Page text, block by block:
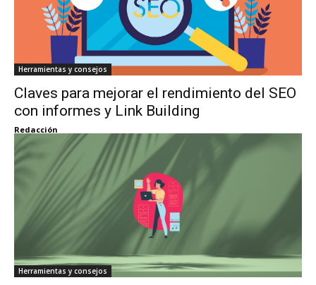
Herramientas y consejos
Claves para mejorar el rendimiento del SEO
con informes y Link Building
Redacción
Herramientas y consejos